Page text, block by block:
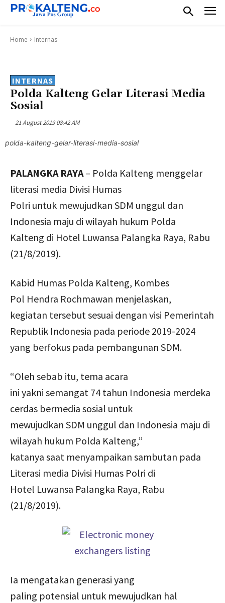
Home Internas
INTERNAS
Polda Kalteng Gelar Literasi Media
Sosial
21 August 2019 08:42 AM
polda-kalteng-gelar-literasi-media-sosial
PALANGKA RAYA– Polda Kalteng menggelar
literasi media Divisi Humas
Polri untuk mewujudkan SDM unggul dan
Indonesia maju di wilayah hukum Polda
Kalteng di Hotel Luwansa Palangka Raya, Rabu
(21/8/2019).
Kabid Humas Polda Kalteng, Kombes
Pol Hendra Rochmawan menjelaskan,
kegiatan tersebut sesuai dengan visi Pemerintah
Republik Indonesia pada periode 2019-2024
yang berfokus pada pembangunan SDM.
“Oleh sebab itu, tema acara
ini yakni semangat 74 tahun Indonesia merdeka
cerdas bermedia sosial untuk
mewujudkan SDM unggul dan Indonesia maju di
wilayah hukum Polda Kalteng,”
katanya saat menyampaikan sambutan pada
Literasi media Divisi Humas Polri di
Hotel Luwansa Palangka Raya, Rabu
(21/8/2019).
Ia mengatakan generasi yang
paling potensial untuk mewujudkan hal